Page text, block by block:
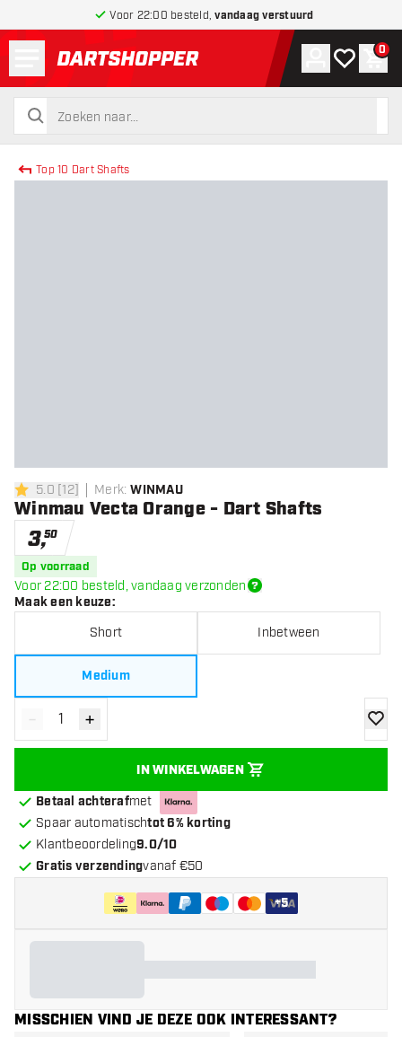
Voor 22:00 besteld,vandaag verstuurd
terug naar home pagina
zoeken
zoeken
Account
Mijn 0
Top 10 Dart Shafts
5 score sterren
5.0 [12] Merk: WINMAU
Winmau Vecta Orange - Dart Shafts
3,50
Op voorraad
Voor 22:00 besteld, vandaag verzonden
Maak een keuze:
Short Inbetween
Medium
Verminder hoeveelheid
- Verhoog hoeveelheid
+
IN WINKELWAGEN
Betaal achterafmet
Spaar automatischtot 6% korting
Klantbeoordeling9.0/10
Gratis verzendingvanaf €50
+5
MISSCHIEN VIND JE DEZE OOK INTERESSANT?